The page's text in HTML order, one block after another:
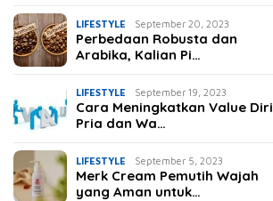
LIFESTYLE September 20, 2023
Perbedaan Robusta dan
Arabika, Kalian Pi…
LIFESTYLE September 19, 2023
Cara Meningkatkan Value Diri
Pria dan Wa…
LIFESTYLE September 5, 2023
Merk Cream Pemutih Wajah
yang Aman untuk…